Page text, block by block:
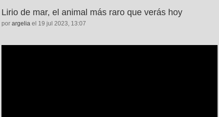
Lirio de mar, el animal más raro que verás hoy
por argelia el 19 jul 2023, 13:07